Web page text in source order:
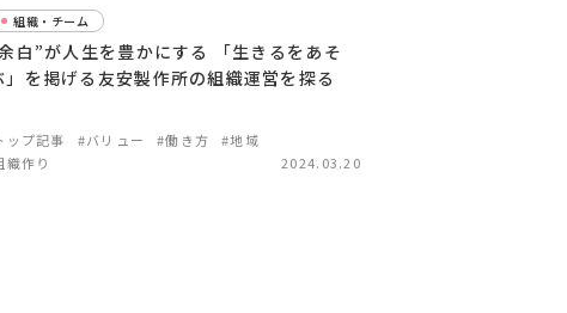
組織・チーム
白”が人生を豊かにする 「生きるをあそ
」を掲げる友安製作所の組織運営を探る
ップ記事 #バリュー #働き方
#地域
織作り
2024.03.20